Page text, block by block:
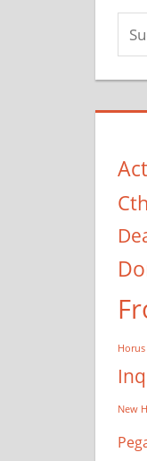
Horus
New